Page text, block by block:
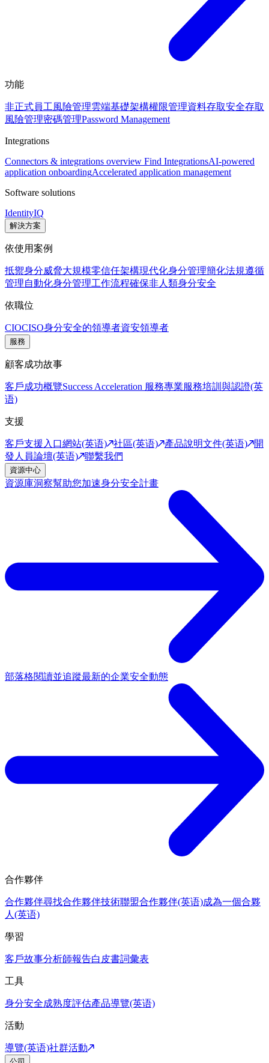
功能
非正式員工風險管理雲端基礎架構權限管理資料存取安全存取
風險管理密碼管理Password Management
Integrations
Connectors & integrations overview Find IntegrationsAI-powered
application onboardingAccelerated application management
Software solutions
IdentityIQ
解決方案
依使用案例
抵禦身分威脅大規模零信任架構現代化身分管理簡化法規遵循
管理自動化身分管理工作流程確保非人類身分安全
依職位
CIOCISO身分安全的領導者資安領導者
服務
顧客成功故事
客戶成功概覽Success Acceleration 服務專業服務培訓與認證(英
语)
支援
客戶支援入口網站(英语) 社區(英语) 產品說明文件(英语)
開
發人員論壇(英语)
聯繫我們
資源中心
資源庫洞察幫助您加速身分安全計畫
部落格閱讀並追蹤最新的企業安全動態
合作夥伴
合作夥伴尋找合作夥伴技術聯盟合作夥伴(英语)成為一個合夥
人(英语)
學習
客戶故事分析師報告白皮書詞彙表
工具
身分安全成熟度評估產品導覽(英语)
活動
導覽(英语)社群活動